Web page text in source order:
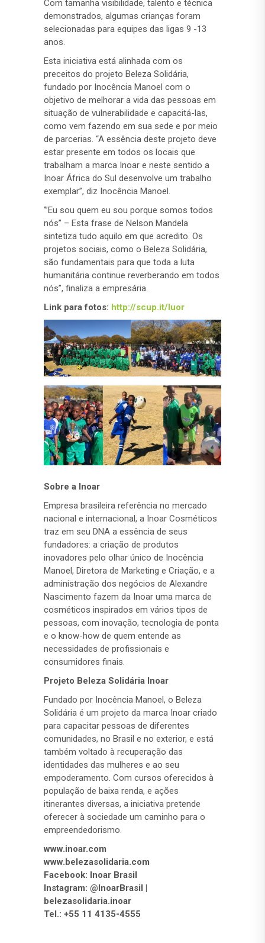
Com tamanha visibilidade, talento e técnica
demonstrados, algumas crianças foram
selecionadas para equipes das ligas 9 -13
anos.
Esta iniciativa está alinhada com os
preceitos do projeto Beleza Solidária,
fundado por Inocência Manoel com o
objetivo de melhorar a vida das pessoas em
situação de vulnerabilidade e capacitá-las,
como vem fazendo em sua sede e por meio
de parcerias. “A essência deste projeto deve
estar presente em todos os locais que
trabalham a marca Inoar e neste sentido a
Inoar África do Sul desenvolve um trabalho
exemplar”, diz Inocência Manoel.
‘”Eu sou quem eu sou porque somos todos
nós” – Esta frase de Nelson Mandela
sintetiza tudo aquilo em que acredito. Os
projetos sociais, como o Beleza Solidária,
são fundamentais para que toda a luta
humanitária continue reverberando em todos
nós”, finaliza a empresária.
Link para fotos: http://scup.it/luor
Sobre a Inoar
Empresa brasileira referência no mercado
nacional e internacional, a Inoar Cosméticos
traz em seu DNA a essência de seus
fundadores: a criação de produtos
inovadores pelo olhar único de Inocência
Manoel, Diretora de Marketing e Criação, e a
administração dos negócios de Alexandre
Nascimento fazem da Inoar uma marca de
cosméticos inspirados em vários tipos de
pessoas, com inovação, tecnologia de ponta
e o know-how de quem entende as
necessidades de profissionais e
consumidores finais.
Projeto Beleza Solidária Inoar
Fundado por Inocência Manoel, o Beleza
Solidária é um projeto da marca Inoar criado
para capacitar pessoas de diferentes
comunidades, no Brasil e no exterior, e está
também voltado à recuperação das
identidades das mulheres e ao seu
empoderamento. Com cursos oferecidos à
população de baixa renda, e ações
itinerantes diversas, a iniciativa pretende
oferecer à sociedade um caminho para o
empreendedorismo.
www.inoar.com
www.belezasolidaria.com
Facebook: Inoar Brasil
Instagram: @InoarBrasil |
belezasolidaria.inoar
Tel.: +55 11 4135-4555